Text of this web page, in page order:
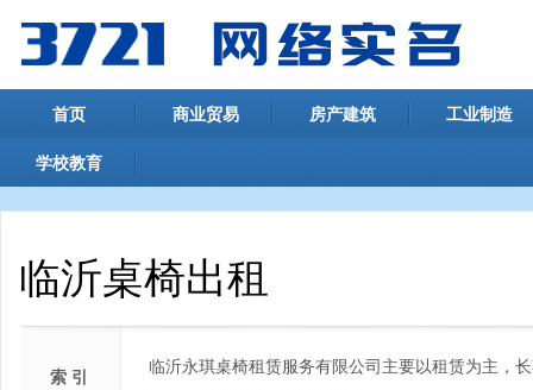
首页 商业贸易 房产建筑 工业制造
学校教育
临沂桌椅出租
索 引
临沂永琪桌椅租赁服务有限公司主要以租赁为主，